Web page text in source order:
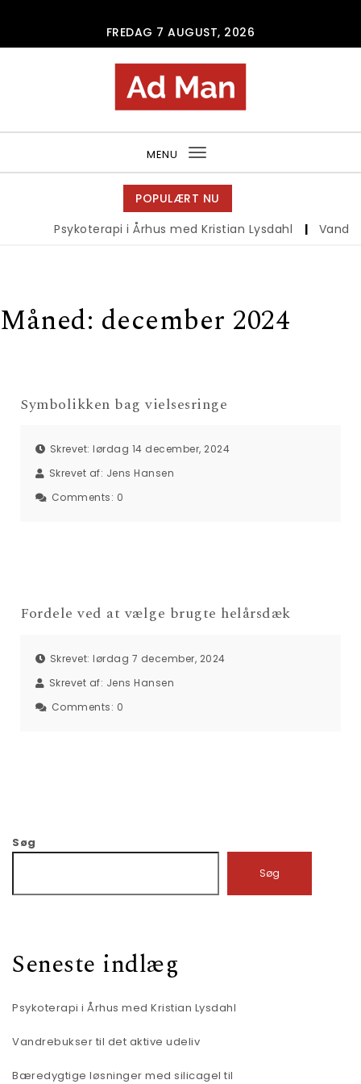
FREDAG 7 AUGUST, 2026
MENU
Toggle
navigation
POPULÆRT NU
Psykoterapi i Århus med Kristian Lysdahl |
Måned: december 2024
Symbolikken bag vielsesringe
Skrevet: lørdag 14 december, 2024
Skrevet af: Jens Hansen
Comments: 0
Fordele ved at vælge brugte helårsdæk
Skrevet: lørdag 7 december, 2024
Skrevet af: Jens Hansen
Comments: 0
Søg
Søg
Seneste indlæg
Psykoterapi i Århus med Kristian Lysdahl
Vandrebukser til det aktive udeliv
Bæredygtige løsninger med silicagel til